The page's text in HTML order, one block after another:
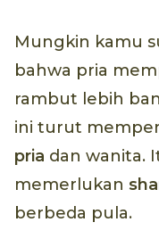
Mungkin kamu
bahwa pria
rambut lebih
ini turut
pria dan wanita.
memerlukan
berbeda pula.